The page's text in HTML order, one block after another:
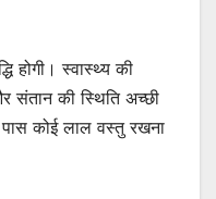
होगी। स्वास्थ्य की
संतान की स्थिति अच्छी
पास कोई लाल वस्तु रखना